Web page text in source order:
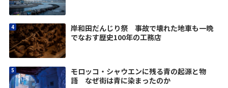
岸和田だんじり祭 事故で壊れた地車も一晩
でなおす歴史100年の工務店
モロッコ・シャウエンに残る青の起源と物
語 なぜ街は青に染まったのか